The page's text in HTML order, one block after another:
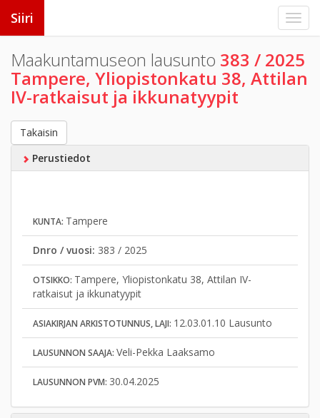
Siiri
Maakuntamuseon lausunto 383 / 2025
Tampere, Yliopistonkatu 38, Attilan
IV-ratkaisut ja ikkunatyypit
Takaisin
Perustiedot
KUNTA: Tampere
Dnro / vuosi: 383 / 2025
OTSIKKO: Tampere, Yliopistonkatu 38, Attilan IV-
ratkaisut ja ikkunatyypit
ASIAKIRJAN ARKISTOTUNNUS, LAJI: 12.03.01.10 Lausunto
LAUSUNNON SAAJA: Veli-Pekka Laaksamo
LAUSUNNON PVM: 30.04.2025